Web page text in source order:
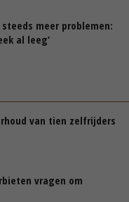
meer problemen:
al leeg’
van tien zelfrijders
vragen om